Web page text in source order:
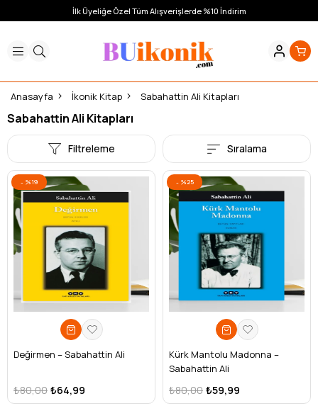
İlk Üyeliğe Özel Tüm Alışverişlerde %10 İndirim
Anasayfa İkonik Kitap Sabahattin Ali Kitapları
Sabahattin Ali Kitapları
Filtreleme Sıralama
Değirmen – Sabahattin Ali
₺64,99
₺80,00
%19
Kürk Mantolu Madonna –
Sabahattin Ali
₺59,99
₺80,00
%25